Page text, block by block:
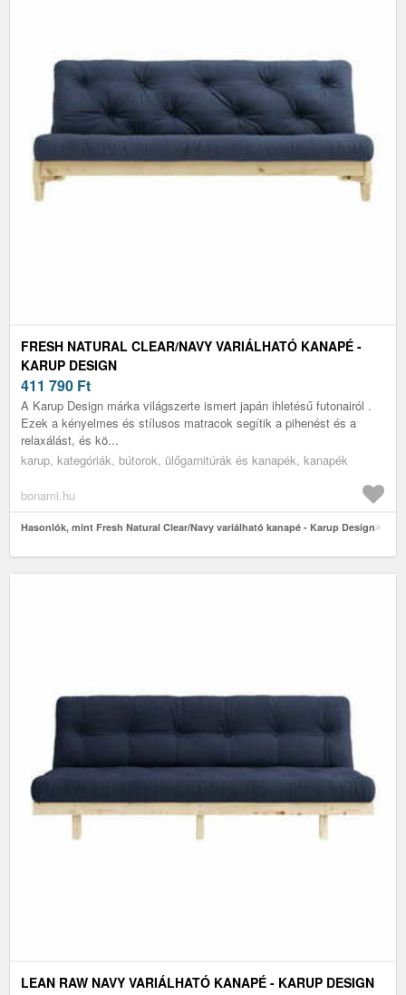
FRESH NATURAL CLEAR/NAVY VARIÁLHATÓ KANAPÉ -
KARUP DESIGN
411 790 Ft
A Karup Design márka világszerte ismert japán ihletésű futonairól .
Ezek a kényelmes és stílusos matracok segítik a pihenést és a
relaxálást, és kö...
karup, kategóriák, bútorok, ülőgarnitúrák és kanapék, kanapék
bonami.hu
Hasonlók, mint Fresh Natural Clear/Navy variálható kanapé - Karup Design
LEAN RAW NAVY VARIÁLHATÓ KANAPÉ - KARUP DESIGN